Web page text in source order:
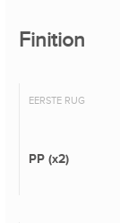
Finition
EERSTE RUG
PP (x2)